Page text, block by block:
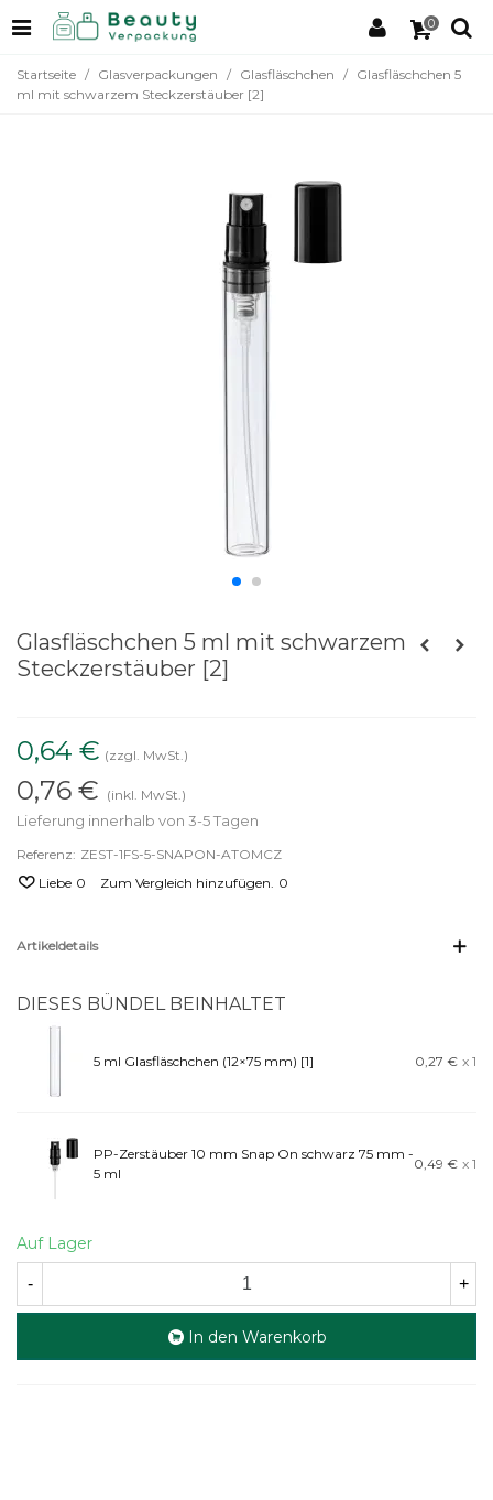
0
Startseite / Glasverpackungen / Glasfläschchen / Glasfläschchen 5
ml mit schwarzem Steckzerstäuber [2]
Glasfläschchen 5 ml mit schwarzem
Steckzerstäuber [2]
0,64 € (zzgl. MwSt.)
0,76 € (inkl. MwSt.)
Lieferung innerhalb von 3-5 Tagen
Referenz: ZEST-1FS-5-SNAPON-ATOMCZ
Liebe 0 Zum Vergleich hinzufügen. 0
Artikeldetails
DIESES BÜNDEL BEINHALTET
5 ml Glasfläschchen (12×75 mm) [1] 0,27 € x 1
PP-Zerstäuber 10 mm Snap On schwarz 75 mm -
5 ml
0,49 € x 1
Auf Lager
- +
In den Warenkorb